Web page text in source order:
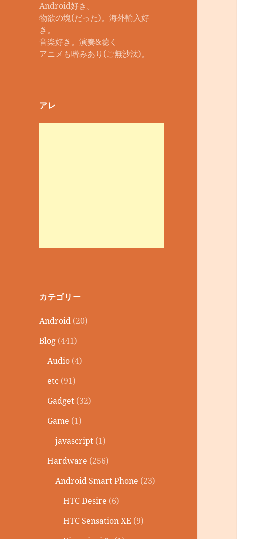
Android好き。
物欲の塊(だった)。海外輸入好
き。
音楽好き。演奏&聴く
アニメも嗜みあり(ご無沙汰)。
アレ
カテゴリー
Android (20)
Blog (441)
Audio (4)
etc (91)
Gadget (32)
Game (1)
javascript (1)
Hardware (256)
Android Smart Phone (23)
HTC Desire (6)
HTC Sensation XE (9)